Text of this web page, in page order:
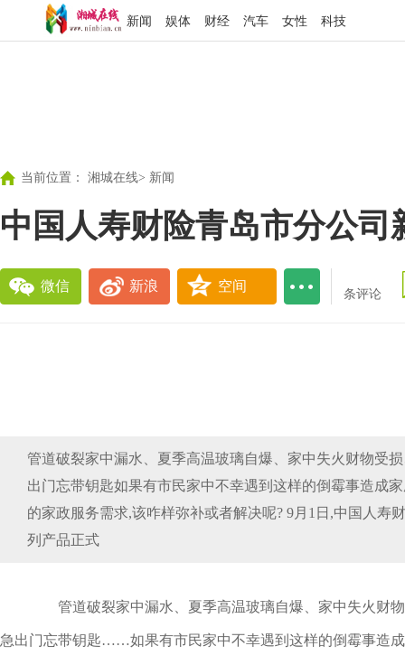
新闻 娱体 财经 汽车 女性 科技
当前位置： 湘城在线> 新闻
中国人寿财险青岛市分公司
微信 新浪 空间
条评论
管道破裂家中漏水、夏季高温玻璃自爆、家中失火财物受
出门忘带钥匙如果有市民家中不幸遇到这样的倒霉事造成
的家政服务需求,该咋样弥补或者解决呢? 9月1日,中国人寿
列产品正式
管道破裂家中漏水、夏季高温玻璃自爆、家中失火财
急出门忘带钥匙……如果有市民家中不幸遇到这样的倒霉事造